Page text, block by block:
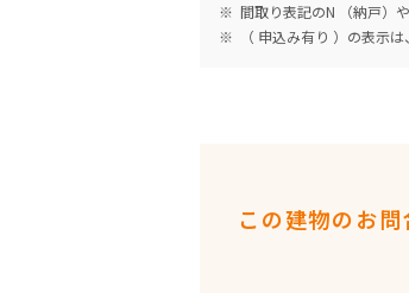
間取り表記のN （納戸）
（ 申込み有り ）の表示
この建物のお